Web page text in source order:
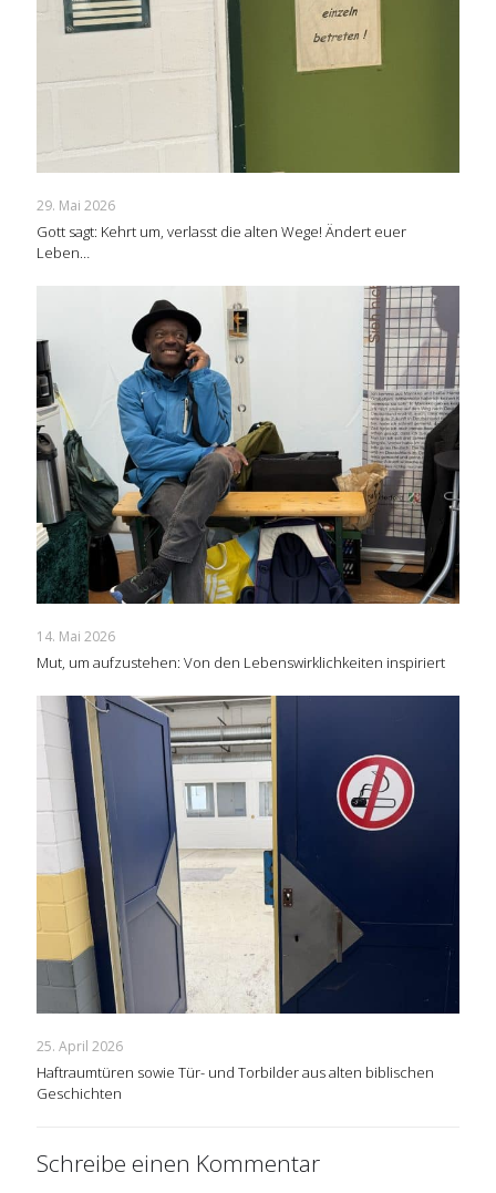
29. Mai 2026
Gott sagt: Kehrt um, verlasst die alten Wege! Ändert euer
Leben…
14. Mai 2026
Mut, um aufzustehen: Von den Lebenswirklichkeiten inspiriert
25. April 2026
Haftraumtüren sowie Tür- und Torbilder aus alten biblischen
Geschichten
Schreibe einen Kommentar